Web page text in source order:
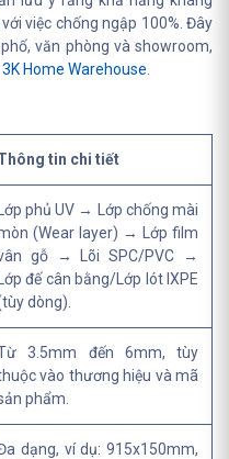
việc chống ngập 100%. Đây
văn phòng và showroom,
3K Home Warehouse
tin chi tiết
Lớp phủ UV → Lớp chống mài
(Wear layer) → Lớp film
gỗ → Lõi SPC/PVC →
Lớp đế cân bằng/Lớp lót IXPE
dòng).
3.5mm đến 6mm, tùy
vào thương hiệu và mã
phẩm.
dạng, ví dụ: 915x150mm,